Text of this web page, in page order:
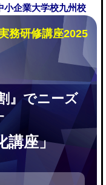
小企業大学校九州校
務研修講座2025
』でニーズ
講座」